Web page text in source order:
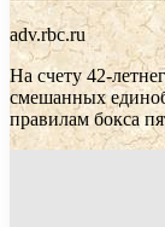
adv.rbc.ru
На счету 42-
смешанных
правилам бокса